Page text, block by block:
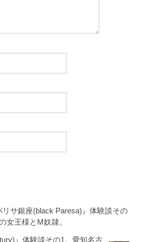
リサ銀座(black Paresa)』体験談その
女王様とM奴隷。
』体験談その1。愛知名古